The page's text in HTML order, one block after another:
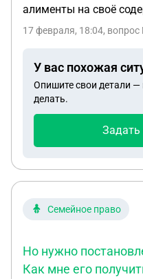
алименты на своё
17 февраля, 18:04,
У вас похожая
Опишите свои детали
делать.
Задать
Семейное право
Но нужно
Как мне его